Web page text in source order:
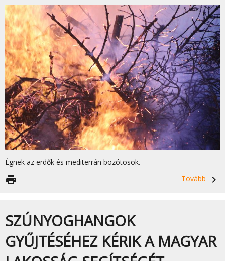
Égnek az erdők és mediterrán bozótosok.
Tovább
navigate_next
print
SZÚNYOGHANGOK
GYŰJTÉSÉHEZ KÉRIK A MAGYAR